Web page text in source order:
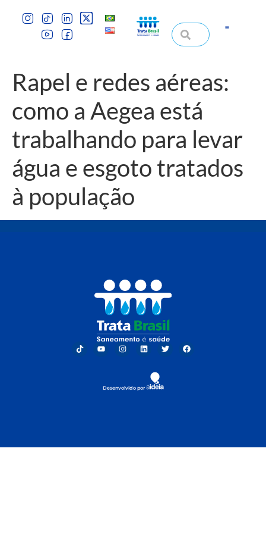
Rapel e redes aéreas:
como a Aegea está
trabalhando para levar
água e esgoto tratados
à população
Desenvolvido por